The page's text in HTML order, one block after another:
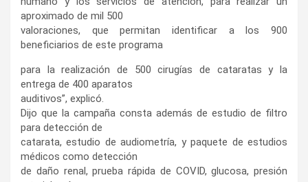
aproximado de mil 500
valoraciones, que permitan identificar a los 900
beneficiarios de este programa
para la realización de 500 cirugías de cataratas y la
entrega de 400 aparatos
auditivos”, explicó.
Dijo que la campaña consta además de estudio de filtro
para detección de
catarata, estudio de audiometría, y paquete de estudios
médicos como detección
de daño renal, prueba rápida de COVID, glucosa, presión